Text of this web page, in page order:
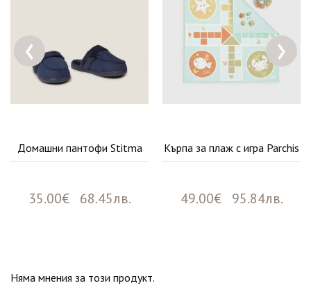
Домашни пантофи Stitma
35.00€ 68.45лв.
Кърпа за плаж с игра Parchis
49.00€ 95.84лв.
‹ ›
Няма мнения за този продукт.